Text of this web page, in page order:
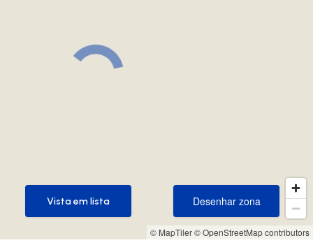
© MapTiler© OpenStreetMap contributors
Desenhar zona
Desenhar zona
Vista em lista
Vista em lista